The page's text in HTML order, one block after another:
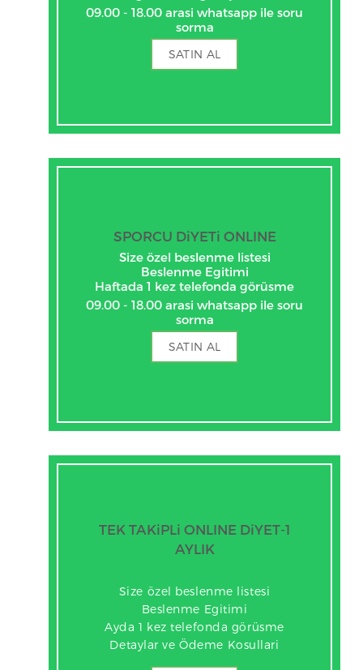
09.00 - 18.00 arasi whatsapp ile soru
sorma
SATIN AL
SPORCU DiYETi ONLINE
Size özel beslenme listesi
Beslenme Egitimi
Haftada 1 kez telefonda görüsme
09.00 - 18.00 arasi whatsapp ile soru
sorma
SATIN AL
TEK TAKiPLi ONLINE DiYET-1
AYLIK
Size özel beslenme listesi
Beslenme Egitimi
Ayda 1 kez telefonda görüsme
Detaylar ve Ödeme Kosullari